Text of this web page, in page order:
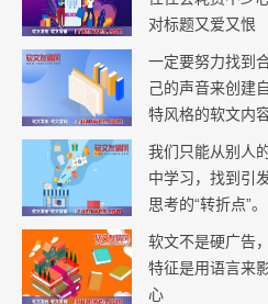
对标题又爱又恨
一定要努力找到
己的声音来创建
特风格的软文内
我们只能从别人
中学习，找到引
思考的“转折点”。
软文不是硬广告
特征是用语言来
心